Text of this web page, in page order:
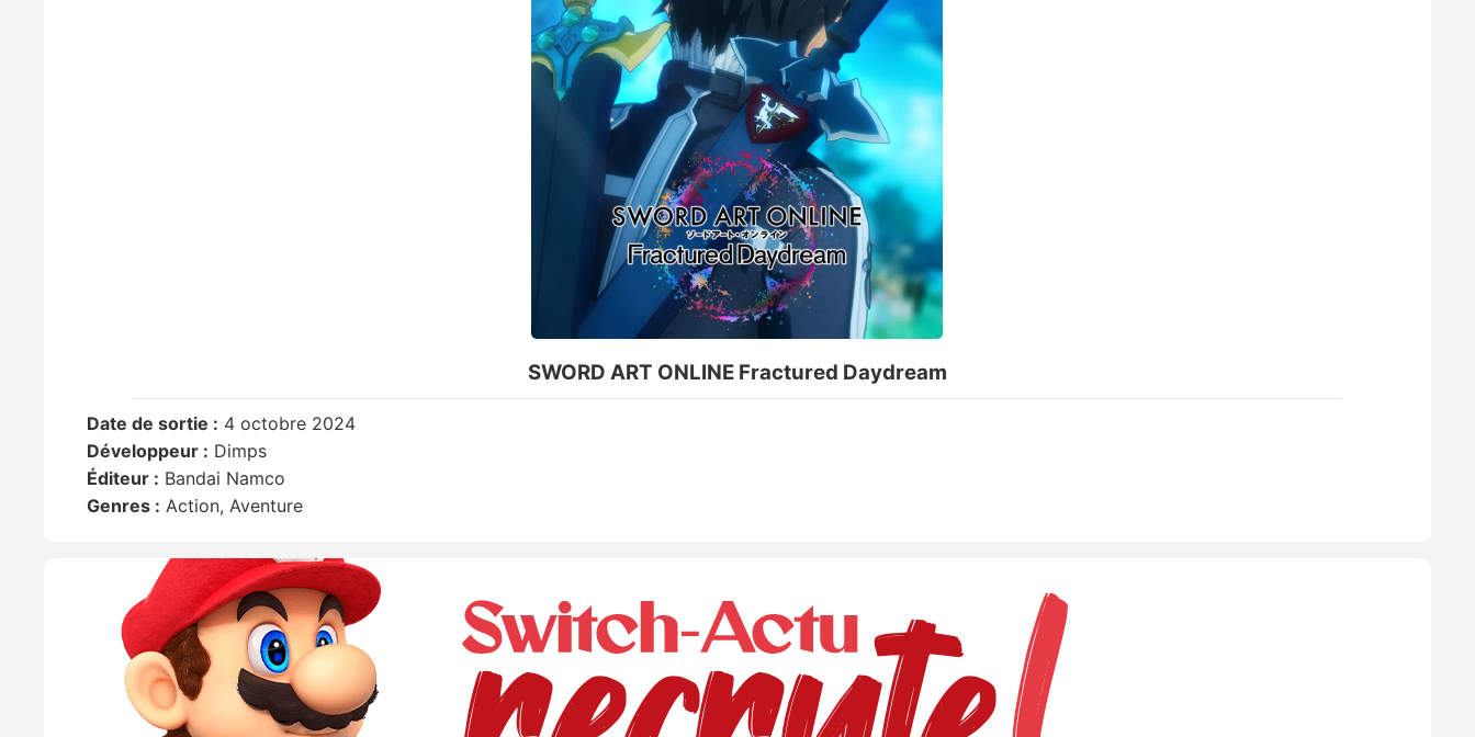
SWORD ART ONLINE Fractured Daydream
Date de sortie : 4 octobre 2024
Développeur : Dimps
Éditeur : Bandai Namco
Genres : Action, Aventure